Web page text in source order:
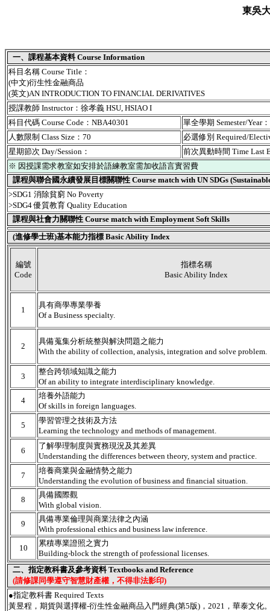
東吳
一、課程基本資料 Course Information
科目名稱 Course Title：
(中文)衍生性金融商品
(英文)AN INTRODUCTION TO FINANCIAL DERIVATIVES
授課教師 Instructor：徐孝義 HSU, HSIAO I
科目代碼 Course Code：NBA40301
單全學期 Semester/Year
人數限制 Class Size：70
必選修別 Required/
星期節次 Day/Session：
前次異動時間 Time Last
※ 因授課需求教室如安排於語練教室需加收語言實習費
課程與聯合國永續發展目標關聯性 Course match with UN SDGs
>SDG1 消除貧窮 No Poverty
>SDG4 優質教育 Quality Education
課程與社會力關聯性 Course match with Employment Soft Skills
(進修學士班)基本能力指標 Basic Ability Index
編號
Code
指標名稱
Basic Ability Index
1
具有商學專業學養
Of a Business specialty.
2
具備蒐集分析統整與解決問題之能力
With the ability of collection, analysis, integration and solve problem.
3
整合跨領域知識之能力
Of an ability to integrate interdisciplinary knowledge.
4
培養外語能力
Of skills in foreign languages.
5
學習管理之技術及方法
Learning the technology and methods of management.
6
了解學理制度與實務現況及其差異
Understanding the differences between theory, system and practice.
7
培養商業與金融情勢之能力
Understanding the evolution of business and financial situation.
8
具備國際觀
With global vision.
9
具備專業倫理與商業法律之內涵
With professional ethics and business law inference.
10
累積專業證照之實力
Building-block the strength of professional licenses.
二、指定教科書及參考資料 Textbooks and Reference
(請修課同學遵守智慧財產權，不得非法影印)
●指定教科書 Required Texts
黃昱程，期貨與選擇權-衍生性金融商品入門經典(第5版)，2021，華泰文化